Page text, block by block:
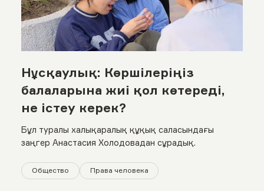
Нұсқаулық: Көршілеріңіз
балаларына жиі қол көтереді,
не істеу керек?
Бұл туралы халықаралық құқық саласындағы
заңгер Анастасия Холодовадан сұрадық.
Общество Права человека